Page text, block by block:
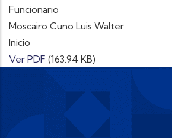
Funcionario
Moscairo Cuno Luis Walter
Inicio
Ver PDF (163.94 KB)